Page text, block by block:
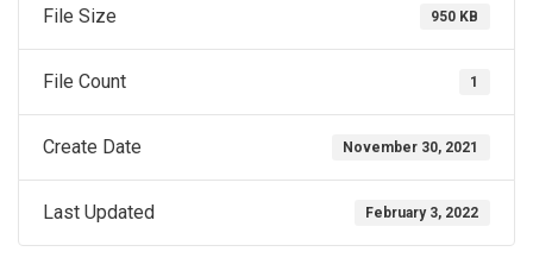
File Size 950 KB
File Count 1
Create Date November 30, 2021
Last Updated February 3, 2022